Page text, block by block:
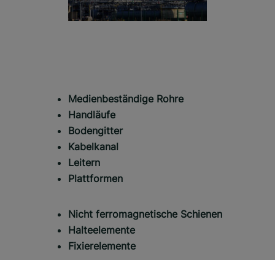
Medienbeständige Rohre
Handläufe
Bodengitter
Kabelkanal
Leitern
Plattformen
Nicht ferromagnetische Schienen
Halteelemente
Fixierelemente